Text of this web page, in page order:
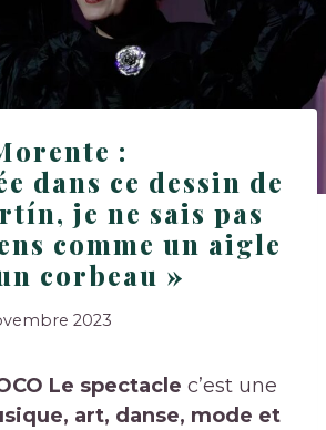
:
dans ce dessin de
je ne sais pas
comme un aigle
corbeau »
2023
Le spectacle c’est une
art, danse, mode et